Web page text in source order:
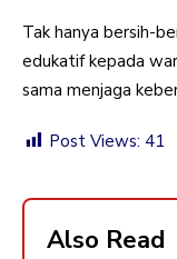
Tak hanya bersih-
edukatif kepada
sama menjaga
Post Views: 41
Also Read